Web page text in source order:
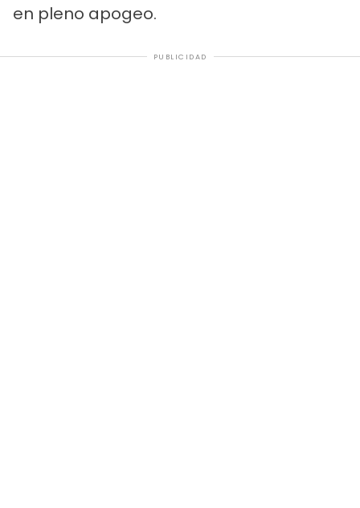
en pleno apogeo.
PUBLICIDAD